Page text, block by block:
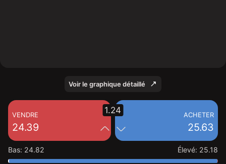
Voir le graphique détaillé
VENDRE
24.39
ACHETER
25.63
1.24
Bas: 24.82 Élevé: 25.18